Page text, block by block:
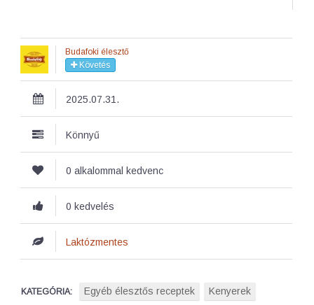
Budafoki élesztő
Követés
2025.07.31.
Könnyű
0 alkalommal kedvenc
0 kedvelés
Laktózmentes
KATEGÓRIA: Egyéb élesztős receptek Kenyerek